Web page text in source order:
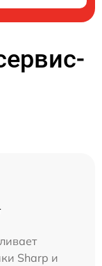
Sharp и